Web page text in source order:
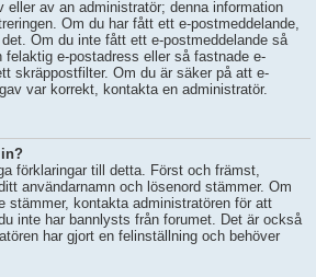
eller av an administratör; denna information
Om du har fått ett e-postmeddelande,
Om du inte fått ett e-postmeddelande så
felaktig e-postadress eller så fastnade e-
skräppostfilter. Om du är säker på att e-
var korrekt, kontakta en administratör.
förklaringar till detta. Först och främst,
användarnamn och lösenord stämmer. Om
stämmer, kontakta administratören för att
inte har bannlysts från forumet. Det är också
har gjort en felinställning och behöver